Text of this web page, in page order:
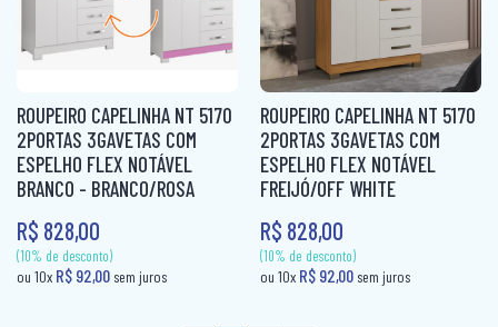
ROUPEIRO CAPELINHA NT 5170
2PORTAS 3GAVETAS COM
ESPELHO FLEX NOTÁVEL
BRANCO - BRANCO/ROSA
R$ 828,00
ROUPEIRO CAPELINHA NT 5170
2PORTAS 3GAVETAS COM
ESPELHO FLEX NOTÁVEL
FREIJÓ/OFF WHITE
R$ 828,00